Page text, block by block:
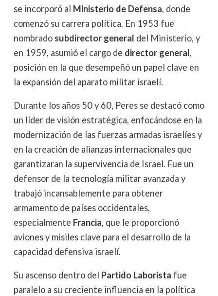
se incorporó al Ministerio de Defensa, donde
comenzó su carrera política. En 1953 fue
nombrado subdirector general del Ministerio, y
en 1959, asumió el cargo de director general,
posición en la que desempeñó un papel clave en
la expansión del aparato militar israelí.
Durante los años 50 y 60, Peres se destacó como
un líder de visión estratégica, enfocándose en la
modernización de las fuerzas armadas israelíes y
en la creación de alianzas internacionales que
garantizaran la supervivencia de Israel. Fue un
defensor de la tecnología militar avanzada y
trabajó incansablemente para obtener
armamento de países occidentales,
especialmente Francia, que le proporcionó
aviones y misiles clave para el desarrollo de la
capacidad defensiva israelí.
Su ascenso dentro del Partido Laborista fue
paralelo a su creciente influencia en la política